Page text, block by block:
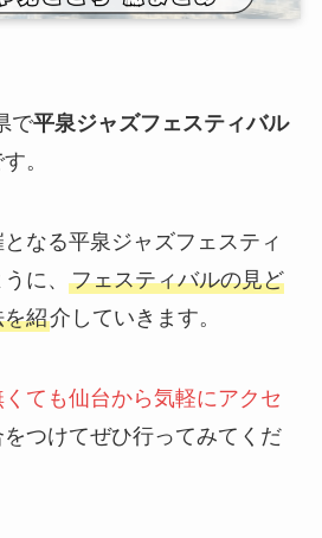
で平泉ジャズフェスティバル
。
なる平泉ジャズフェスティ
に、 フェスティバルの見ど
を紹介していきます。
ても仙台から気軽にアクセ
つけてぜひ行ってみてくだ